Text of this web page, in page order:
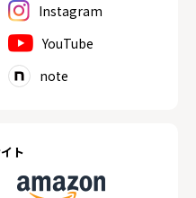
Instagram
YouTube
note
ト